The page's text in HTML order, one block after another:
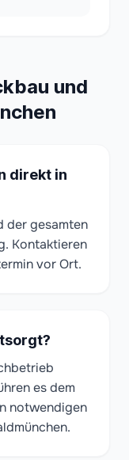
und
direkt in
der gesamten
Kontaktieren
vor Ort.
es dem
notwendigen